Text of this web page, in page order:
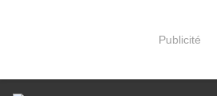
Publicité